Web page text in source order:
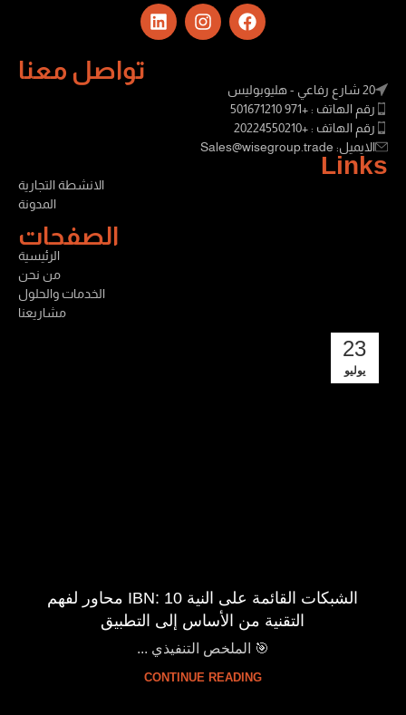
تواصل معنا
20 شارع رفاعي - هليوبوليس
رقم الهاتف : +971 501671210
رقم الهاتف : +20224550210
الايميل: Sales@wisegroup.trade
Links
الانشطة التجارية
المدونة
الصفحات
الرئيسية
من نحن
الخدمات والحلول
مشاريعنا
23
يوليو
الشبكات القائمة على النية IBN: 10 محاور لفهم
التقنية من الأساس إلى التطبيق
🎯 الملخص التنفيذي ...
CONTINUE READING